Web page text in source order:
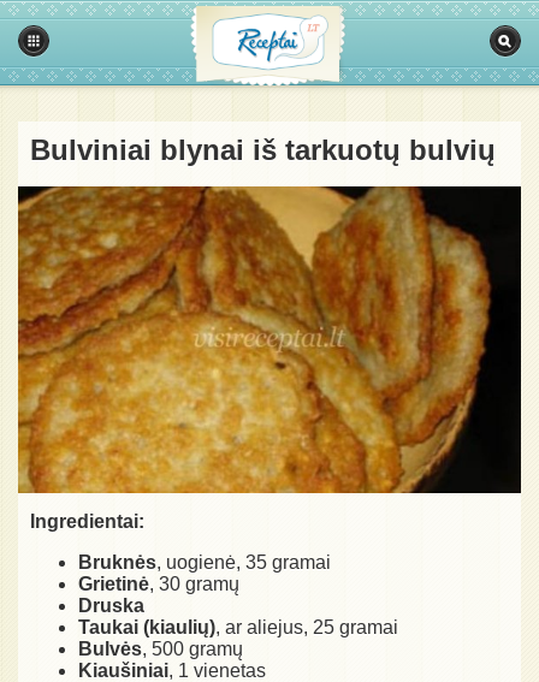
Bulviniai blynai iš tarkuotų bulvių
Ingredientai:
Bruknės, uogienė, 35 gramai
Grietinė, 30 gramų
Druska
Taukai (kiaulių), ar aliejus, 25 gramai
Bulvės, 500 gramų
Kiaušiniai, 1 vienetas